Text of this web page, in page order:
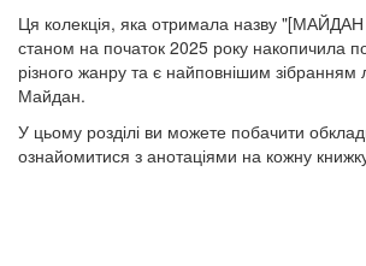
Ця колекція, яка отримала назву
станом на початок 2025 року накопичила
різного жанру та є найповнішим зібранням
Майдан.
У цьому розділі ви можете побачити
ознайомитися з анотаціями на кожну